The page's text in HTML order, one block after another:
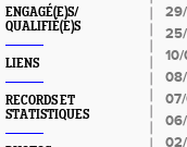
ENGAGÉ(E)S/
QUALIFIÉ(E)S
LIENS
RECORDS ET
STATISTIQUES